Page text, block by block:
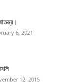
6, 2021
12, 2015